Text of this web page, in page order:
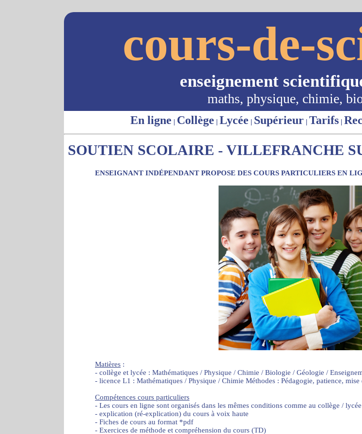
cours-de-
enseignement
maths, physique, chimie,
En ligne | Collège | Lycée | Supérieur | Tarifs |
SOUTIEN SCOLAIRE - VILLEFRANCHE
ENSEIGNANT INDÉPENDANT PROPOSE DES COURS PARTICULIERS EN
Matières :
- collège et lycée : Mathématiques / Physique / Chimie / Biologie / Géologie /
- licence L1 : Mathématiques / Physique / Chimie Méthodes : Pédagogie, patience,
Compétences cours particuliers
- Les cours en ligne sont organisés dans les mêmes conditions comme au collège /
- explication (ré-explication) du cours à voix haute
- Fiches de cours au format *pdf
- Exercices de méthode et compréhension du cours (TD)